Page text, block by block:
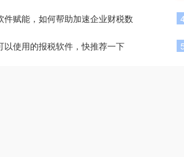
件赋能，如何帮助加速企业财税数
以使用的报税软件，快推荐一下